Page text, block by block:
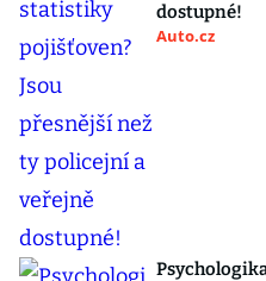
dostupné!
Auto.cz